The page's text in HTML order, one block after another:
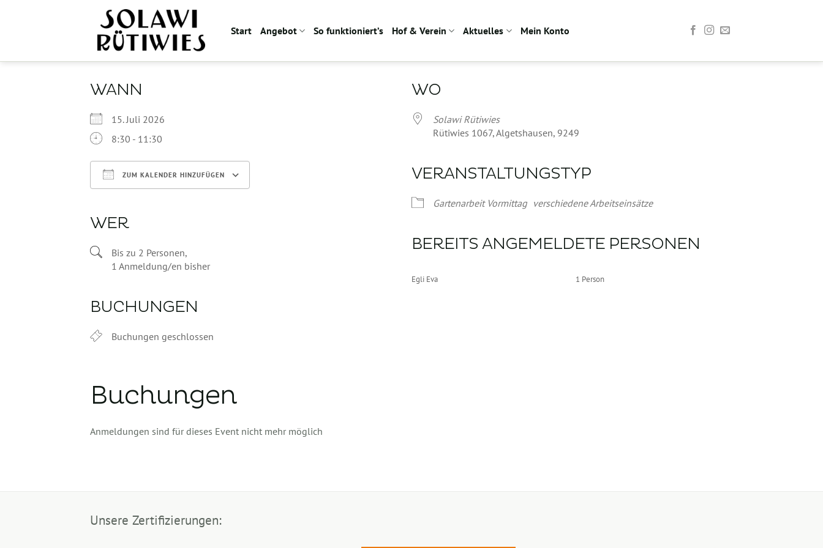
Start Angebot So funktioniert’s Hof & Verein Aktuelles Mein Konto
WANN
15. Juli 2026
8:30 - 11:30
ZUM KALENDER HINZUFÜGEN
iCalendar Office 365
WER
Bis zu 2 Personen,
1 Anmeldung/en bisher
BUCHUNGEN
Buchungen geschlossen
WO
Solawi Rütiwies
Rütiwies 1067, Algetshausen, 9249
VERANSTALTUNGSTYP
Gartenarbeit Vormittag verschiedene Arbeitseinsätze
BEREITS ANGEMELDETE PERSONEN
Egli Eva 1 Person
Buchungen
Anmeldungen sind für dieses Event nicht mehr möglich
Unsere Zertifizierungen: